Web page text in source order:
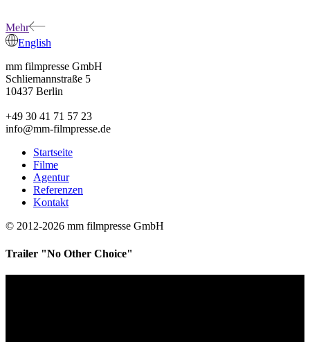
Mehr
English
mm filmpresse GmbH
Schliemannstraße 5
10437 Berlin
+49 30 41 71 57 23
info@mm-filmpresse.de
Startseite
Filme
Agentur
Referenzen
Kontakt
© 2012-2026 mm filmpresse GmbH
Trailer "No Other Choice"